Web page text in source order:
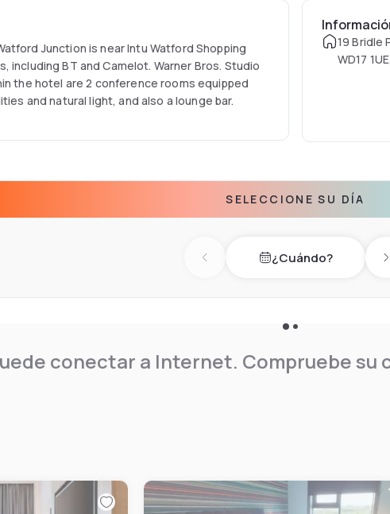
Junction is near Intu Watford Shopping
including BT and Camelot. Warner Bros. Studio
the hotel are 2 conference rooms equipped
and natural light, and also a lounge bar.
19 Bridle
WD17
SELECCIONE SU DÍA
Previous day¿Cuándo?
conectar a Internet. Compruebe